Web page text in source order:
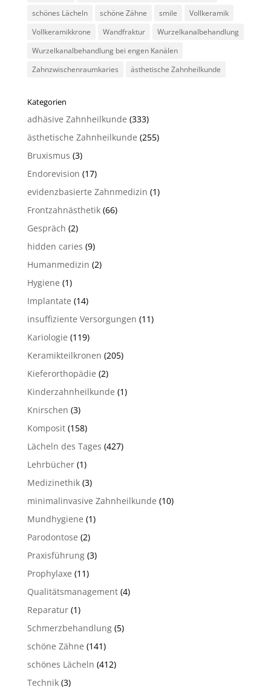
schönes Lächeln
schöne Zähne smile
Vollkeramik
Vollkeramikkrone
Wandfraktur
Wurzelkanalbehandlung
Wurzelkanalbehandlung bei engen Kanälen
Zahnzwischenraumkaries
ästhetische Zahnheilkunde
Kategorien
adhäsive Zahnheilkunde (333)
ästhetische Zahnheilkunde (255)
Bruxismus (3)
Endorevision (17)
evidenzbasierte Zahnmedizin (1)
Frontzahnästhetik(66)
Gespräch (2)
hidden caries (9)
Humanmedizin (2)
Hygiene (1)
Implantate (14)
insuffiziente Versorgungen (11)
Kariologie (119)
Keramikteilkronen (205)
Kieferorthopädie (2)
Kinderzahnheilkunde (1)
Knirschen (3)
Komposit(158)
Lächeln des Tages (427)
Lehrbücher(1)
Medizinethik(3)
minimalinvasive Zahnheilkunde (10)
Mundhygiene (1)
Parodontose (2)
Praxisführung(3)
Prophylaxe (11)
Qualitätsmanagement(4)
Reparatur(1)
Schmerzbehandlung(5)
schöne Zähne (141)
schönes Lächeln (412)
Technik(3)